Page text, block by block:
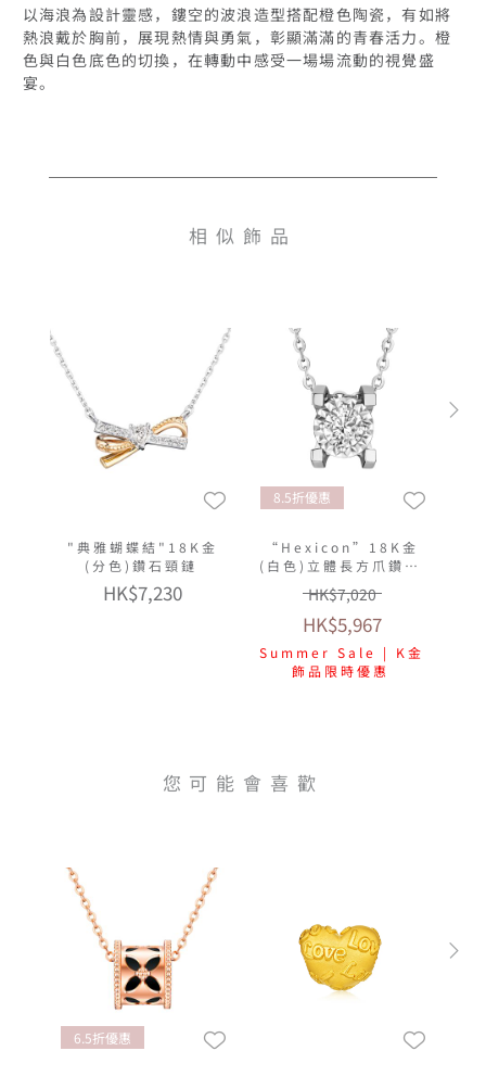
以海浪為設計靈感，鏤空的波浪造型搭配橙色陶瓷，有如將
熱浪戴於胸前，展現熱情與勇氣，彰顯滿滿的青春活力。橙
色與白色底色的切換，在轉動中感受一場場流動的視覺盛
宴。
相似飾品
"典雅蝴蝶結"18K金
(分色)鑽石頸鏈
HK$7,230
8.5折優惠
“Hexicon”18K金
(白色)立體長方爪鑽石
頸鏈(放閃車花工藝)
HK$7,020
HK$5,967
Summer Sale | K金
飾品限時優惠
您可能會喜歡
6.5折優惠